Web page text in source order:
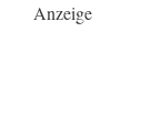
Anzeige